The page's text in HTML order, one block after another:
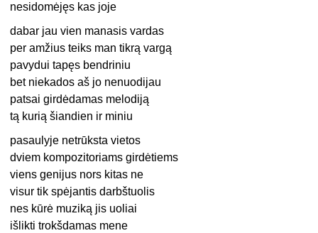
nesidomėjęs kas joje
dabar jau vien manasis vardas
per amžius teiks man tikrą vargą
pavydui tapęs bendriniu
bet niekados aš jo nenuodijau
patsai girdėdamas melodiją
tą kurią šiandien ir miniu
pasaulyje netrūksta vietos
dviem kompozitoriams girdėtiems
viens genijus nors kitas ne
visur tik spėjantis darbštuolis
nes kūrė muziką jis uoliai
išlikti trokšdamas mene